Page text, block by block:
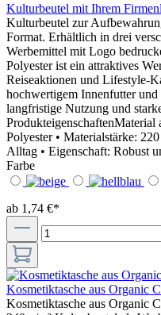
Kulturbeutel mit Ihrem
Kulturbeutel zur
Format. Erhältlich in drei
Werbemittel mit Logo
Polyester ist ein attraktives
Reiseaktionen und Lifestyle-
hochwertigem Innenfutter
langfristige Nutzung und
ProdukteigenschaftenMaterial
Polyester • Materialstärke:
Alltag • Eigenschaft: Robust
Farbe
ab 1,74 €*
Kosmetiktasche aus Organic
Kosmetiktasche aus Organic